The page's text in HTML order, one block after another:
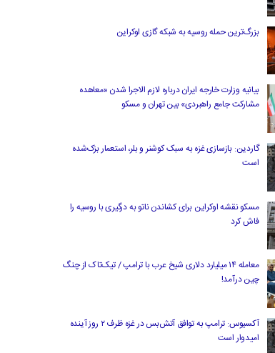
بزرگ‌ترین حمله روسیه به شبکه گازی اوکراین
بیانیه وزارت خارجه ایران درباره لازم‌ الاجرا شدن «معاهده
مشارکت جامع راهبردی» بین تهران و مسکو
گاردین: بازسازی غزه به سبک کوشنر و بلر، استعمار بزک‌شده
است
مسکو نقشه اوکراین برای کشاندن ناتو به درگیری با روسیه را
فاش کرد
معامله ۱۴ میلیارد دلاری شیخ عرب با ترامپ / تیک‌تاک از چنگ
چین درآمد!
آکسیوس: ترامپ به توافق آتش‌بس در غزه ظرف ۲ روز آینده
امیدوار است